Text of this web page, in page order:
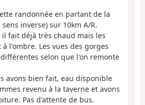
randonnée en partant de la
inverse) sur 10km A/R.
fait déjà très chaud mais les
l'ombre. Les vues des gorges
selon que l'on remonte
avons bien fait, eau disponible
revenu à la taverne et avons
Pas d'attente de bus.